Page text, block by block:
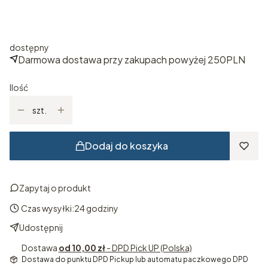
dostępny
Darmowa dostawa przy zakupach powyżej 250PLN
Ilość
szt.
Dodaj do koszyka
Zapytaj o produkt
Czas wysyłki:24 godziny
Udostępnij
Dostawa od 10,00 zł- DPD Pick UP (Polska)
Dostawa do punktu DPD Pickup lub automatu paczkowego DPD